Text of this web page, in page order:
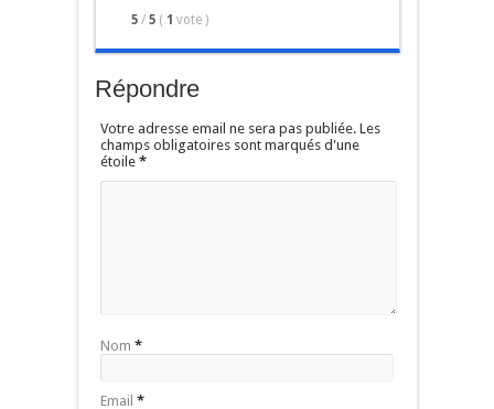
5 / 5 ( 1 vote )
Répondre
Votre adresse email ne sera pas publiée. Les
champs obligatoires sont marqués d'une
étoile *
Nom *
Email *